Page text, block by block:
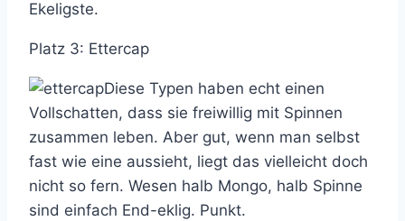
Ekeligste.
Platz 3: Ettercap
Diese Typen haben echt einen
Vollschatten, dass sie freiwillig mit Spinnen
zusammen leben. Aber gut, wenn man selbst
fast wie eine aussieht, liegt das vielleicht doch
nicht so fern. Wesen halb Mongo, halb Spinne
sind einfach End-eklig. Punkt.